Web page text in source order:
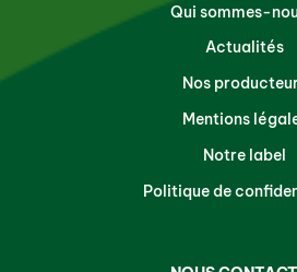
Qui sommes-
Actualités
Nos
Mentions
Notre label
Politique de